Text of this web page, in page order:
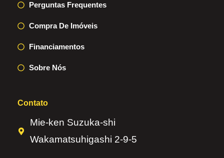
Perguntas Frequentes
Compra De Imóveis
Financiamentos
Sobre Nós
Contato
Mie-ken Suzuka-shi
Wakamatsuhigashi 2-9-5